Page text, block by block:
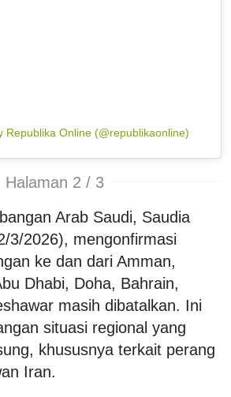
Republika Online (@republikaonline)
Halaman 2 / 3
Arab Saudi, Saudia
3/2026), mengonfirmasi
ke dan dari Amman,
Dhabi, Doha, Bahrain,
masih dibatalkan. Ini
situasi regional yang
khususnya terkait perang
Iran.